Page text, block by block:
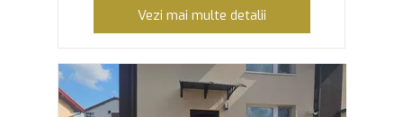
Vezi mai multe detalii